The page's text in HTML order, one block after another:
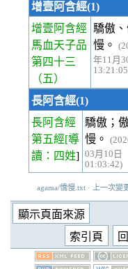
增壹阿含經(1)
增壹阿含經
馬血天子品
第四十三
（五）
驕傲
慢。
年11月
長阿含經(1)
長阿含經
第五經[導
讀：四姓]
驕傲；
慢。
03月10日
01:03:42)
agama/憍慢.txt · 上一次變